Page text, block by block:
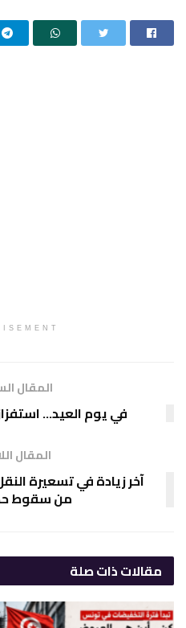
المقال
في يوم العيد…
المقال
آخر زيادة في تسعيرة
من سقوط
مقالاتذات صلة